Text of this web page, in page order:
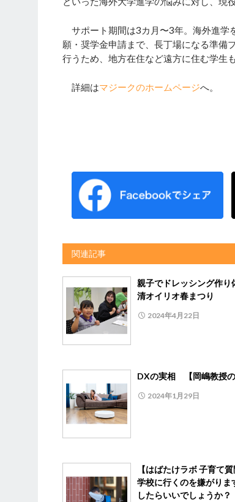
サポート期間は3カ月〜3年。海外進学
願・奨学金申請まで、長丁場になる準備
行うため、地方在住など遠方に住む学生
詳細はマジークのホームページへ。
関連記事
親子でドレッシング作
清オイリオ春まつり
2024年4月22日
DXの実相 【岡嶋教授の
2024年1月29日
【はばたけラボ 子育て
学校に行くのを嫌がり
したらいいでしょうか？